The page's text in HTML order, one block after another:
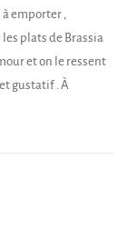
emporter ,
plats de Brassia
et on le ressent
gustatif . À